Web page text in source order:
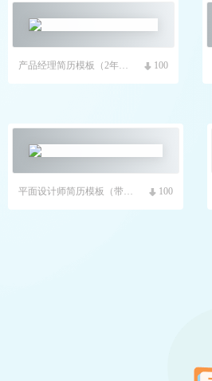
产品经理简历模板（2年产品经验） 100
平面设计师简历模板（带项目经验） 100